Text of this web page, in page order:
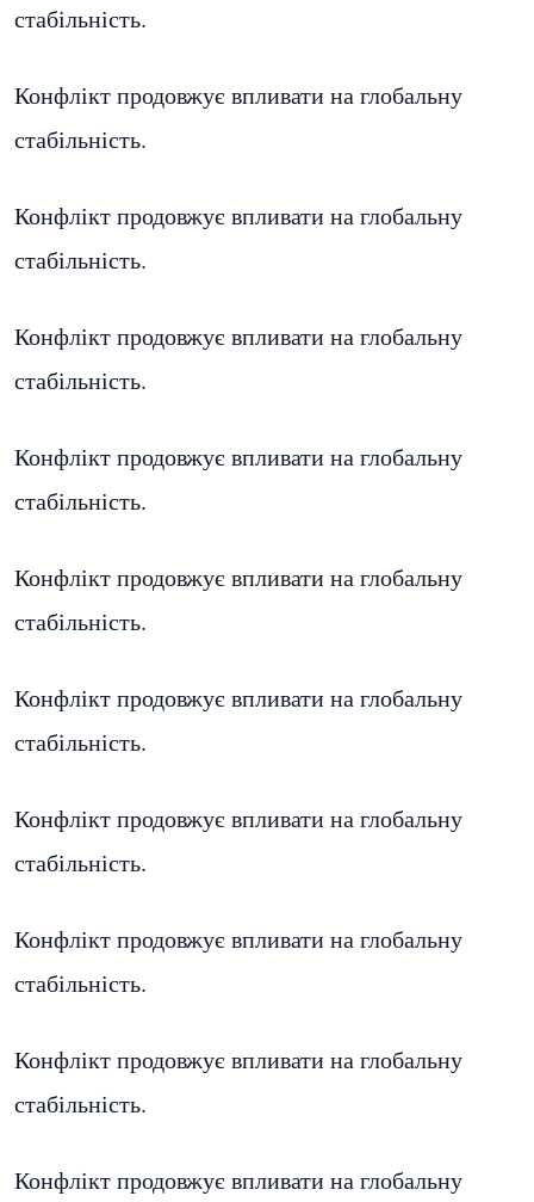
стабільність.
Конфлікт продовжує впливати на глобальну
стабільність.
Конфлікт продовжує впливати на глобальну
стабільність.
Конфлікт продовжує впливати на глобальну
стабільність.
Конфлікт продовжує впливати на глобальну
стабільність.
Конфлікт продовжує впливати на глобальну
стабільність.
Конфлікт продовжує впливати на глобальну
стабільність.
Конфлікт продовжує впливати на глобальну
стабільність.
Конфлікт продовжує впливати на глобальну
стабільність.
Конфлікт продовжує впливати на глобальну
стабільність.
Конфлікт продовжує впливати на глобальну